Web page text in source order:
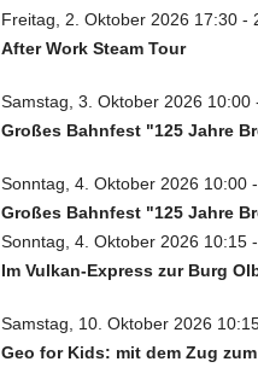
Freitag, 2. Oktober 2026 17:30 -
After Work Steam Tour
Samstag, 3. Oktober 2026 10:00
Großes Bahnfest "125 Jahre
Sonntag, 4. Oktober 2026 10:00
Großes Bahnfest "125 Jahre
Sonntag, 4. Oktober 2026 10:15
Im Vulkan-Express zur Burg
Samstag, 10. Oktober 2026
Geo for Kids: mit dem Zug